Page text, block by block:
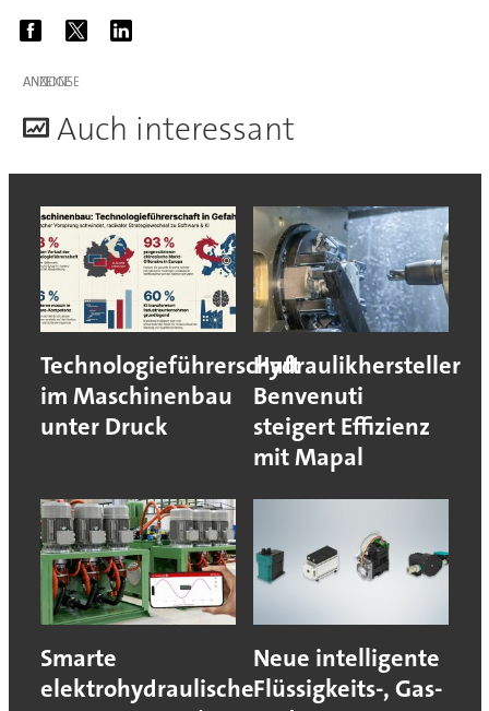
ANZEIGE
Auch interessant
Technologieführerschaft
im Maschinenbau
unter Druck
Hydraulikhersteller
Benvenuti
steigert Effizienz
mit Mapal
Smarte
elektrohydraulische
Neue intelligente
Flüssigkeits-, Gas-